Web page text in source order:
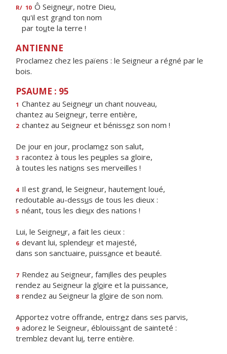
R/ 10 Ô Seigneur, notre Dieu,
qu'il est grand ton nom
par toute la terre !
ANTIENNE
Proclamez chez les païens : le Seigneur a régné par le
bois.
PSAUME : 95
1 Chantez au Seigneur un chant nouveau,
chantez au Seigneur, terre entière,
2 chantez au Seigneur et bénissez son nom !
De jour en jour, proclamez son salut,
3 racontez à tous les peuples sa gloire,
à toutes les nations ses merveilles !
4 Il est grand, le Seigneur, hautement loué,
redoutable au-dessus de tous les dieux :
5 néant, tous les dieux des nations !
Lui, le Seigneur, a fait les cieux :
6 devant lui, splendeur et majesté,
dans son sanctuaire, puissance et beauté.
7 Rendez au Seigneur, familles des peuples
rendez au Seigneur la gloire et la puissance,
8 rendez au Seigneur la gloire de son nom.
Apportez votre offrande, entrez dans ses parvis,
9 adorez le Seigneur, éblouissant de sainteté :
tremblez devant lui, terre entière.